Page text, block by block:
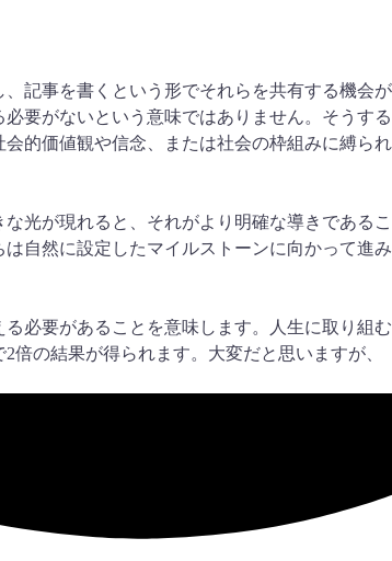
記事を書くという形でそれらを共有する機会が
要がないという意味ではありません。そうする
的価値観や信念、または社会の枠組みに縛られ
光が現れると、それがより明確な導きであるこ
自然に設定したマイルストーンに向かって進み
必要があることを意味します。人生に取り組む
の結果が得られます。大変だと思いますが、